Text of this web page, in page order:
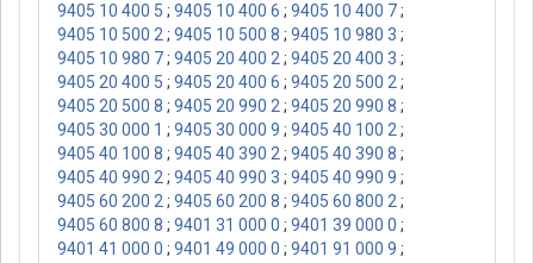
9405 10 400 5 ; 9405 10 400 6 ; 9405 10 400 7;
9405 10 500 2 ; 9405 10 500 8 ; 9405 10 980 3 ;
9405 10 980 7; 9405 20 400 2 ; 9405 20 400 3 ;
9405 20 400 5 ; 9405 20 400 6 ; 9405 20 500 2 ;
9405 20 500 8 ; 9405 20 990 2 ; 9405 20 990 8 ;
9405 30 000 1 ; 9405 30 000 9 ; 9405 40 100 2 ;
9405 40 100 8 ; 9405 40 390 2 ; 9405 40 390 8 ;
9405 40 990 2 ; 9405 40 990 3 ; 9405 40 990 9 ;
9405 60 200 2 ; 9405 60 200 8 ; 9405 60 800 2 ;
9405 60 800 8 ; 9401 31 000 0 ; 9401 39 000 0 ;
9401 41 000 0 ; 9401 49 000 0 ; 9401 91 000 9 ;